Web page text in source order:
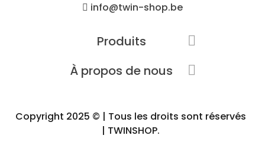
info@twin-shop.be
Produits 
À propos de nous 
Copyright 2025 © | Tous les droits sont réservés
| TWINSHOP.